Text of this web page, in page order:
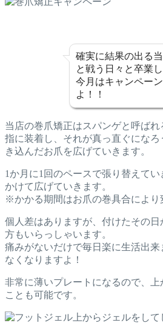
確実に結果の出る
と戦う日々と卒業
今月はキャンペー
よ！！
当店の巻爪矯正はスパンゲと呼ば
指に装着し、それが真っ直ぐにな
き込んだお爪を広げていきます。
1か月に1回のペースで張り替えてい
かけて広げていきます。
※かかる期間はお爪の巻具合により
個人差はありますが、付けたその
方もいらっしゃいます。
痛みがないだけで毎日楽に生活出
なくなりますよ！
非常に薄いプレートになるので、
ことも可能です。
上からジェルをし